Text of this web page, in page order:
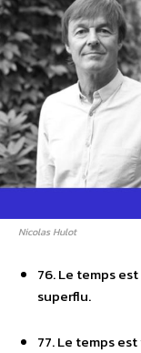
Nicolas Hulot
76. Le temps
superflu.
77. Le temps